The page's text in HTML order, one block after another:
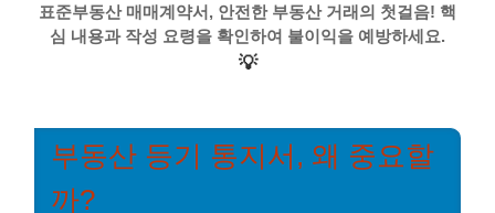
표준부동산 매매계약서, 안전한 부동산 거래의 첫걸음! 핵
심 내용과 작성 요령을 확인하여 불이익을 예방하세요.
💡
부동산 등기 통지서, 왜 중요할
까?